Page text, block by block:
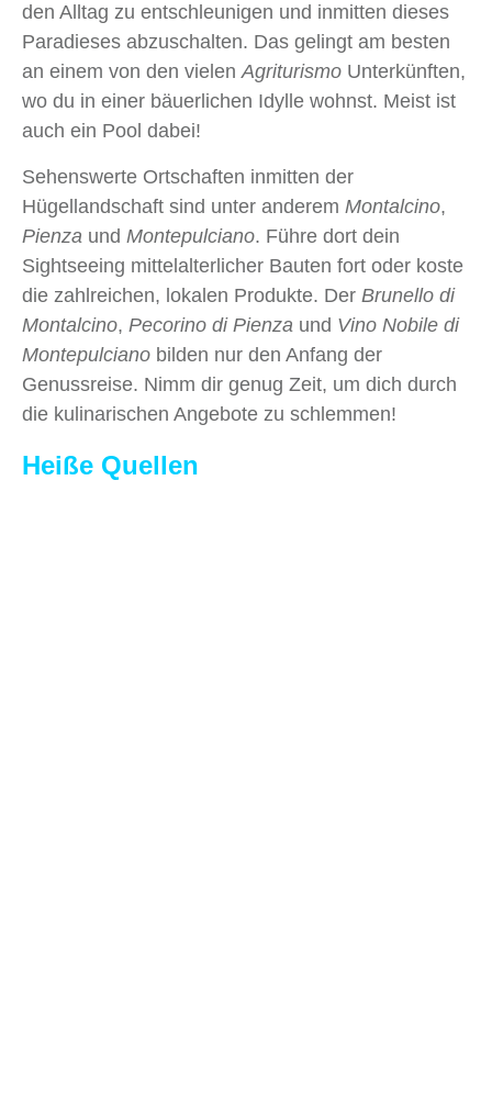
den Alltag zu entschleunigen und inmitten dieses
Paradieses abzuschalten. Das gelingt am besten
an einem von den vielenAgriturismo Unterkünften,
wo du in einer bäuerlichen Idylle wohnst. Meist ist
auch ein Pool dabei!
Sehenswerte Ortschaften inmitten der
Hügellandschaft sind unter anderem Montalcino,
Pienza und Montepulciano. Führe dort dein
Sightseeing mittelalterlicher Bauten fort oder koste
die zahlreichen, lokalen Produkte. Der Brunello di
Montalcino, Pecorino di Pienza und Vino Nobile di
Montepulciano bilden nur den Anfang der
Genussreise. Nimm dir genug Zeit, um dich durch
die kulinarischen Angebote zu schlemmen!
Heiße Quellen